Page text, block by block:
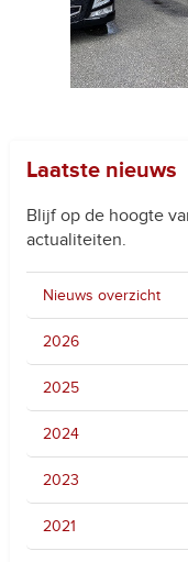
Laatste nieuws
Blijf op de hoogte
actualiteiten.
Nieuws overzicht
2026
2025
2024
2023
2021